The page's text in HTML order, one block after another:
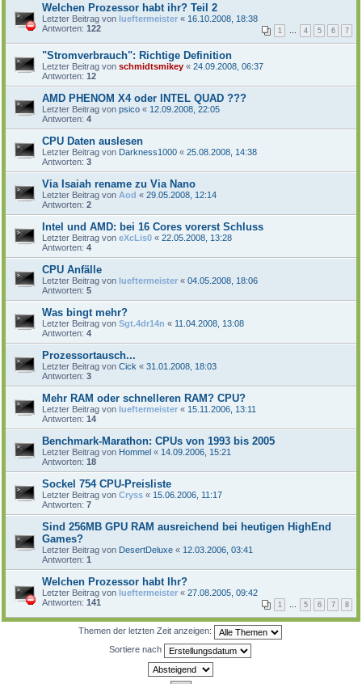
Welchen Prozessor habt ihr? Teil 2
Letzter Beitrag von lueftermeister « 16.10.2008, 18:38
Antworten: 122 1 4 5 6 7
"Stromverbrauch": Richtige Definition
Letzter Beitrag von schmidtsmikey « 24.09.2008, 06:37
Antworten: 12
AMD PHENOM X4 oder INTEL QUAD ???
Letzter Beitrag von psico « 12.09.2008, 22:05
Antworten: 4
CPU Daten auslesen
Letzter Beitrag von Darkness1000 « 25.08.2008, 14:38
Antworten: 3
Via Isaiah rename zu Via Nano
Letzter Beitrag von Aod « 29.05.2008, 12:14
Antworten: 2
Intel und AMD: bei 16 Cores vorerst Schluss
Letzter Beitrag von eXcLis0 « 22.05.2008, 13:28
Antworten: 4
CPU Anfälle
Letzter Beitrag von lueftermeister « 04.05.2008, 18:06
Antworten: 5
Was bingt mehr?
Letzter Beitrag von Sgt.4dr14n « 11.04.2008, 13:08
Antworten: 4
Prozessortausch...
Letzter Beitrag von Cick « 31.01.2008, 18:03
Antworten: 3
Mehr RAM oder schnelleren RAM? CPU?
Letzter Beitrag von lueftermeister « 15.11.2006, 13:11
Antworten: 14
Benchmark-Marathon: CPUs von 1993 bis 2005
Letzter Beitrag von Hommel « 14.09.2006, 15:21
Antworten: 18
Sockel 754 CPU-Preisliste
Letzter Beitrag von Cryss « 15.06.2006, 11:17
Antworten: 7
Sind 256MB GPU RAM ausreichend bei heutigen HighEnd
Games?
Letzter Beitrag von DesertDeluxe « 12.03.2006, 03:41
Antworten: 1
Welchen Prozessor habt Ihr?
Letzter Beitrag von lueftermeister « 27.08.2005, 09:42
Antworten: 141 1 5 6 7 8
Themen der letzten Zeit anzeigen:
Sortiere nach